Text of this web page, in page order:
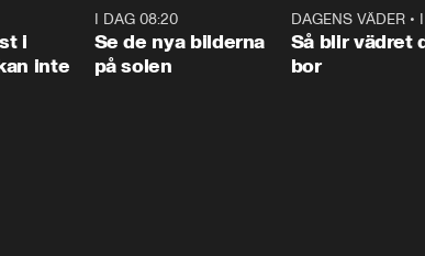
i
inte
I DAG 08:20
Se de nya bilderna
på solen
DAGENS VÄDER•
Så blir vädret
bor